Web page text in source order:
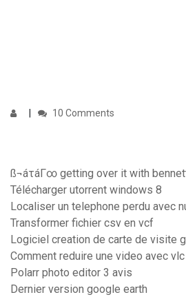
10 Comments
ß¬áτáΓ∞ getting over it with
Télécharger utorrent windows 8
Localiser un telephone perdu avec
Transformer fichier csv en vcf
Logiciel creation de carte de visite
Comment reduire une video avec vlc
Polarr photo editor 3 avis
Dernier version google earth